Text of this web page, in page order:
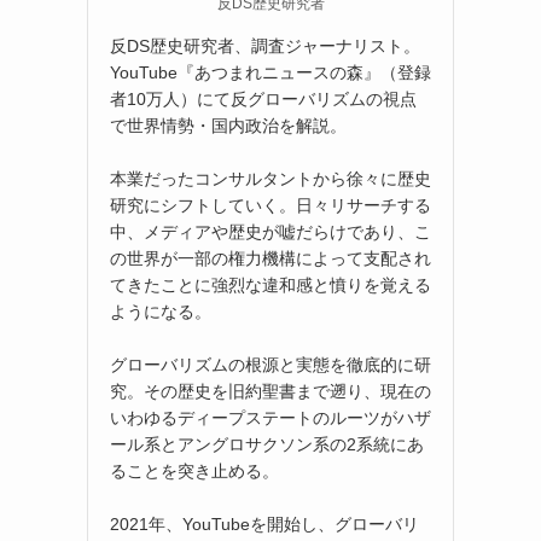
反DS歴史研究者、調査ジャーナリスト。
YouTube『あつまれニュースの森』（登録
者10万人）にて反グローバリズムの視点
で世界情勢・国内政治を解説。
本業だったコンサルタントから徐々に歴史
研究にシフトしていく。日々リサーチする
中、メディアや歴史が嘘だらけであり、こ
の世界が一部の権力機構によって支配され
てきたことに強烈な違和感と憤りを覚える
ようになる。
グローバリズムの根源と実態を徹底的に研
究。その歴史を旧約聖書まで遡り、現在の
いわゆるディープステートのルーツがハザ
ール系とアングロサクソン系の2系統にあ
ることを突き止める。
2021年、YouTubeを開始し、グローバリ